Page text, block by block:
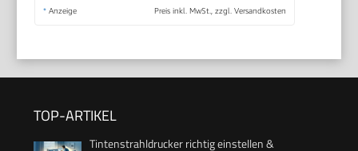
* Anzeige Preis inkl. MwSt., zzgl. Versandkosten
TOP-ARTIKEL
Tintenstrahldrucker richtig einstellen &